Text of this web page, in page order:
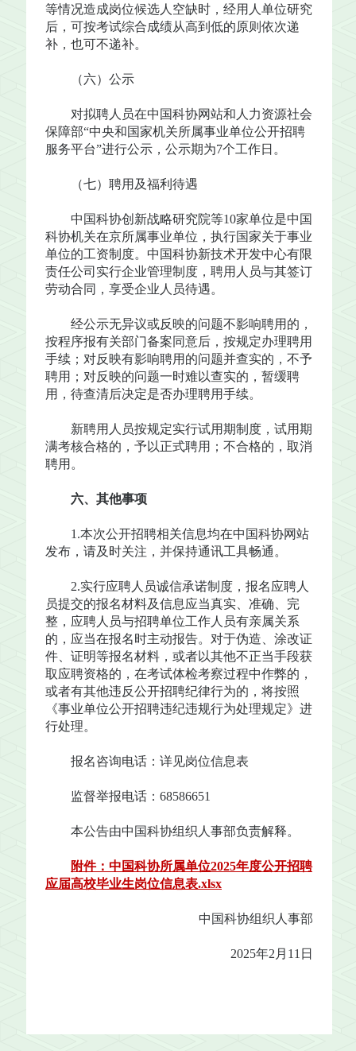
等情况造成岗位候选人空缺时，经用人单位研究
后，可按考试综合成绩从高到低的原则依次递
补，也可不递补。
（六）公示
对拟聘人员在中国科协网站和人力资源社会
保障部“中央和国家机关所属事业单位公开招聘
服务平台”进行公示，公示期为7个工作日。
（七）聘用及福利待遇
中国科协创新战略研究院等10家单位是中国
科协机关在京所属事业单位，执行国家关于事业
单位的工资制度。中国科协新技术开发中心有限
责任公司实行企业管理制度，聘用人员与其签订
劳动合同，享受企业人员待遇。
经公示无异议或反映的问题不影响聘用的，
按程序报有关部门备案同意后，按规定办理聘用
手续；对反映有影响聘用的问题并查实的，不予
聘用；对反映的问题一时难以查实的，暂缓聘
用，待查清后决定是否办理聘用手续。
新聘用人员按规定实行试用期制度，试用期
满考核合格的，予以正式聘用；不合格的，取消
聘用。
六、其他事项
1.本次公开招聘相关信息均在中国科协网站
发布，请及时关注，并保持通讯工具畅通。
2.实行应聘人员诚信承诺制度，报名应聘人
员提交的报名材料及信息应当真实、准确、完
整，应聘人员与招聘单位工作人员有亲属关系
的，应当在报名时主动报告。对于伪造、涂改证
件、证明等报名材料，或者以其他不正当手段获
取应聘资格的，在考试体检考察过程中作弊的，
或者有其他违反公开招聘纪律行为的，将按照
《事业单位公开招聘违纪违规行为处理规定》进
行处理。
报名咨询电话：详见岗位信息表
监督举报电话：68586651
本公告由中国科协组织人事部负责解释。
附件：中国科协所属单位2025年度公开招聘
应届高校毕业生岗位信息表.xlsx
中国科协组织人事部
2025年2月11日